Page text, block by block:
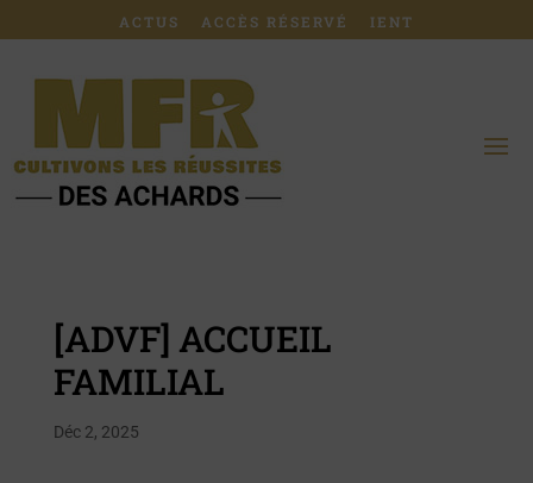
ACTUS ACCÈS RÉSERVÉ IENT
[ADVF] ACCUEIL
FAMILIAL
Déc 2, 2025